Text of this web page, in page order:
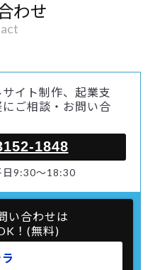
わせ
イト制作、起業支
ご相談・お問い合
1848
日9:30～18:30
い合わせは
！(無料)